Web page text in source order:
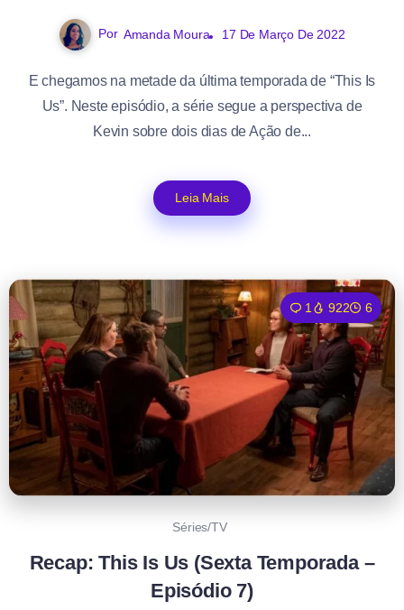
Por Amanda Moura 17 De Março De 2022
E chegamos na metade da última temporada de “This Is
Us”. Neste episódio, a série segue a perspectiva de
Kevin sobre dois dias de Ação de...
Leia Mais
1 922 6
Séries/TV
Recap: This Is Us (Sexta Temporada –
Episódio 7)